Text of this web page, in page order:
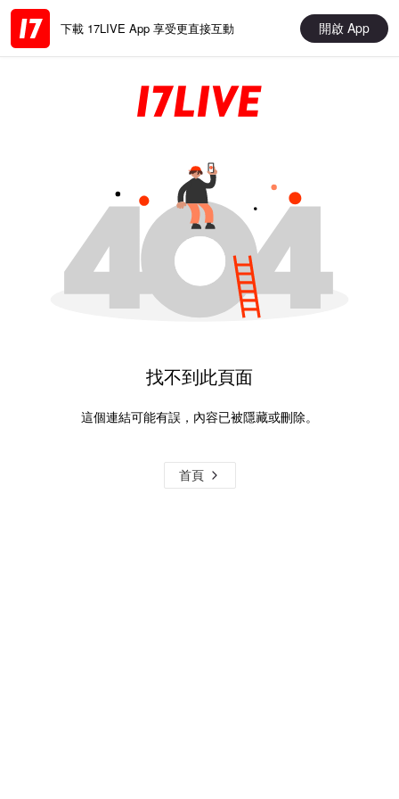
下載 17LIVE App 享受更直接互動 開啟 App
找不到此頁面
這個連結可能有誤，內容已被隱藏或刪除。
首頁